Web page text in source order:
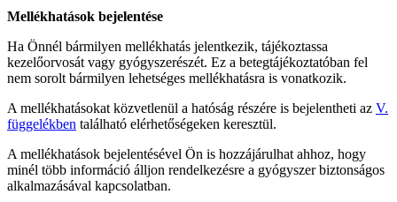
Mellékhatások bejelentése
Ha Önnél bármilyen mellékhatás jelentkezik, tájékoztassa
kezelőorvosát vagy gyógyszerészét. Ez a betegtájékoztatóban fel
nem sorolt bármilyen lehetséges mellékhatásra is vonatkozik.
A mellékhatásokat közvetlenül a hatóság részére is bejelentheti az V.
függelékben található elérhetőségeken keresztül.
A mellékhatások bejelentésével Ön is hozzájárulhat ahhoz, hogy
minél több információ álljon rendelkezésre a gyógyszer biztonságos
alkalmazásával kapcsolatban.